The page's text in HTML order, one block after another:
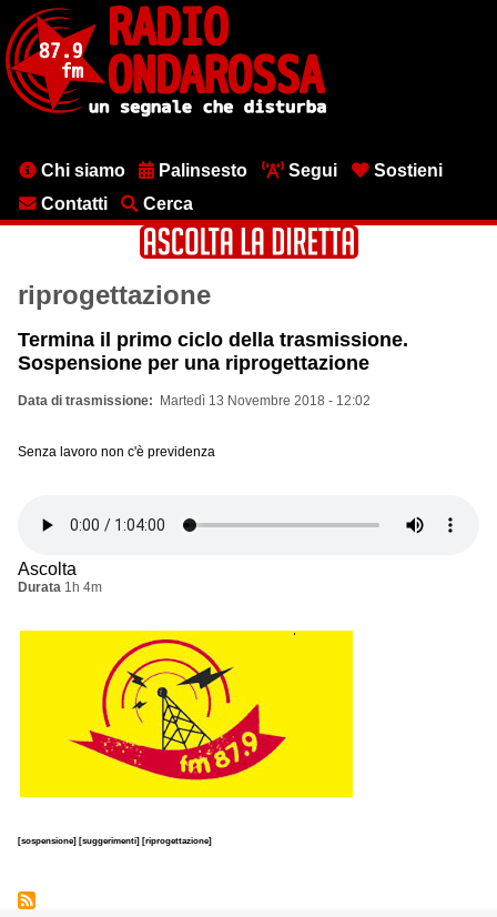
contenuto
principale
MenuChi siamo Palinsesto Segui
Sostieni
Contatti
Cerca
riprogettazione
Termina il primo ciclo della trasmissione.
Sospensione per una riprogettazione
Data di trasmissione Martedì 13 Novembre 2018 - 12:02
Senza lavoro non c'è previdenza
Ascolta
Durata 1h 4m
[sospensione] [suggerimenti] [riprogettazione]